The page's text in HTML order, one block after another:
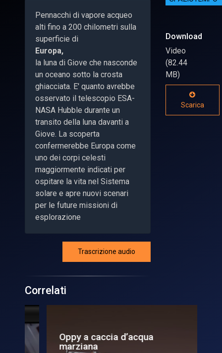
Pennacchi di vapore acqueo
alti fino a 200 chilometri sulla
superficie di
Europa,
la luna di Giove che nasconde
un oceano sotto la crosta
ghiacciata. E' quanto avrebbe
osservato il telescopio ESA-
NASA Hubble durante un
transito della luna davanti a
Giove. La scoperta
confermerebbe Europa come
uno dei corpi celesti
maggiormente indicati per
ospitare la vita nel Sistema
solare e apre nuovi scenari
per le future missioni di
esplorazione
Trascrizione audio
Download
Video
(82.44
MB)
Scarica
Correlati
Oppy a caccia d’acqua
marziana